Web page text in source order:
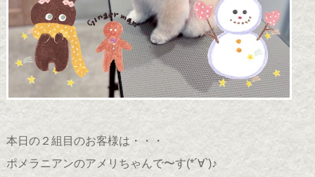
本日の２組目のお客様は・・・
ポメラニアンのアメリちゃんで〜す(*´∀`)♪